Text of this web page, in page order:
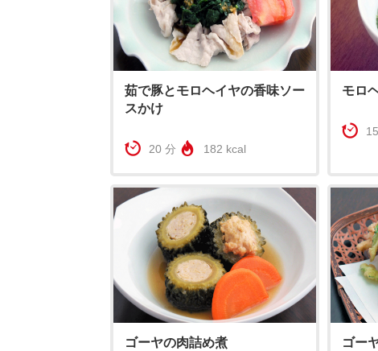
茹で豚とモロヘイヤの香味ソー
スかけ
20 分 182 kcal
モロ
ゴーヤの肉詰め煮 ゴー